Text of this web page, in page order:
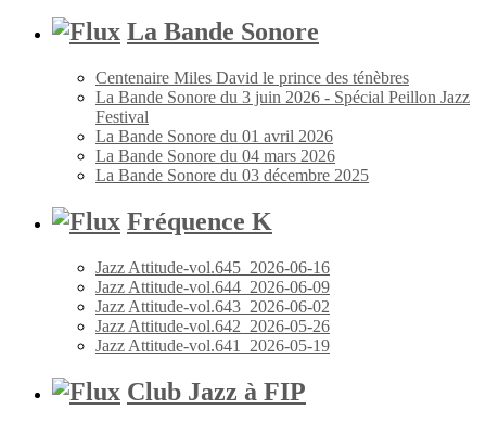
La Bande Sonore
Centenaire Miles David le prince des ténèbres
La Bande Sonore du 3 juin 2026 - Spécial Peillon Jazz
Festival
La Bande Sonore du 01 avril 2026
La Bande Sonore du 04 mars 2026
La Bande Sonore du 03 décembre 2025
Fréquence K
Jazz Attitude-vol.645_2026-06-16
Jazz Attitude-vol.644_2026-06-09
Jazz Attitude-vol.643_2026-06-02
Jazz Attitude-vol.642_2026-05-26
Jazz Attitude-vol.641_2026-05-19
Club Jazz à FIP